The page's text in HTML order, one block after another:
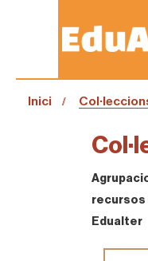
Inici
recursos
Edualter